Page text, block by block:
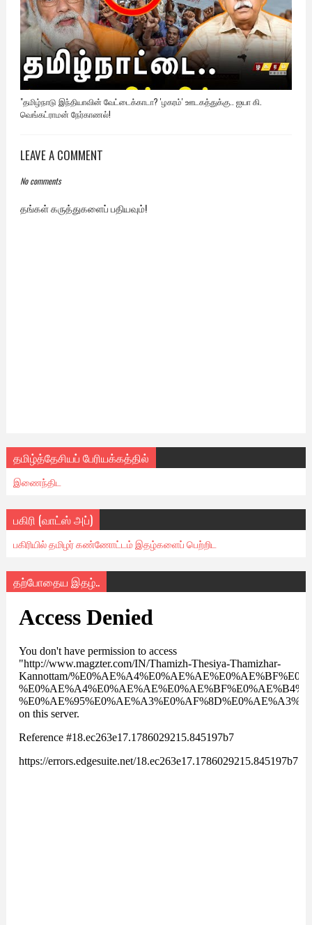
"தமிழ்நாடு இந்தியாவின் வேட்டைக்காடா? 'ழகரம்' ஊடகத்துக்கு.. ஐயா கி.
வெங்கட்ராமன் நேர்காணல்!
LEAVE A COMMENT
No comments
தங்கள் கருத்துகளைப் பதியவும்!
தமிழ்த்தேசியப் பேரியக்கத்தில்
இணைந்திட
பகிரி (வாட்ஸ் அப்)
பகிரியில் தமிழர் கண்ணோட்டம் இதழ்களைப் பெற்றிட
தற்போதைய இதழ்..